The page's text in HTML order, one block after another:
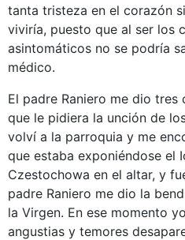
tanta tristeza en el corazón
viviría, puesto que al ser los
asintomáticos no se podría
médico.
El padre Raniero me dio tres
que le pidiera la unción de
volví a la parroquia y me
que estaba exponiéndose el
Czestochowa en el altar, y
padre Raniero me dio la
la Virgen. En ese momento
angustias y temores